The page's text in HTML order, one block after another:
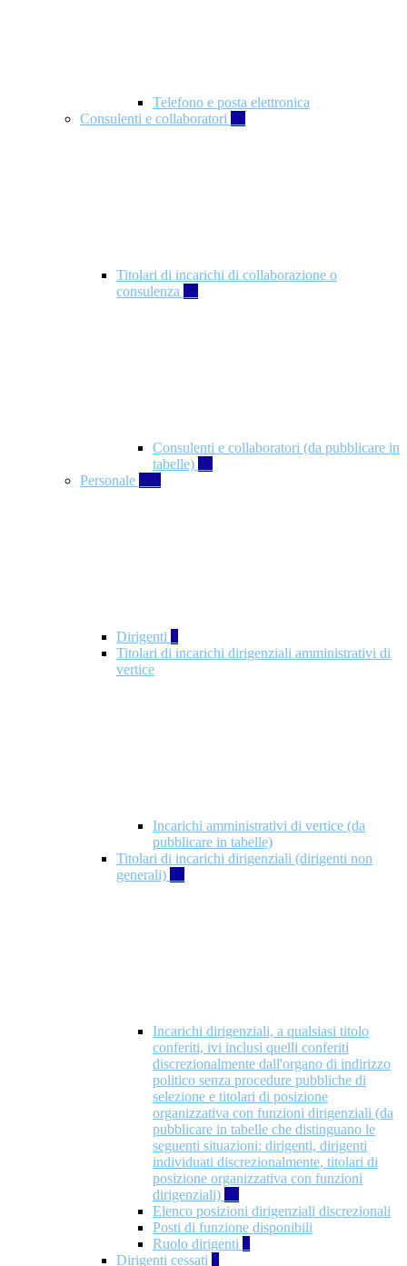
Telefono e posta elettronica
Consulenti e collaboratori 57
Titolari di incarichi di collaborazione o
consulenza 57
Consulenti e collaboratori (da pubblicare in
tabelle) 49
Personale 660
Dirigenti 1
Titolari di incarichi dirigenziali amministrativi di
vertice
Incarichi amministrativi di vertice (da
pubblicare in tabelle)
Titolari di incarichi dirigenziali (dirigenti non
generali) 17
Incarichi dirigenziali, a qualsiasi titolo
conferiti, ivi inclusi quelli conferiti
discrezionalmente dall'organo di indirizzo
politico senza procedure pubbliche di
selezione e titolari di posizione
organizzativa con funzioni dirigenziali (da
pubblicare in tabelle che distinguano le
seguenti situazioni: dirigenti, dirigenti
individuati discrezionalmente, titolari di
posizione organizzativa con funzioni
dirigenziali) 10
Elenco posizioni dirigenziali discrezionali
Posti di funzione disponibili
Ruolo dirigenti 7
Dirigenti cessati 1